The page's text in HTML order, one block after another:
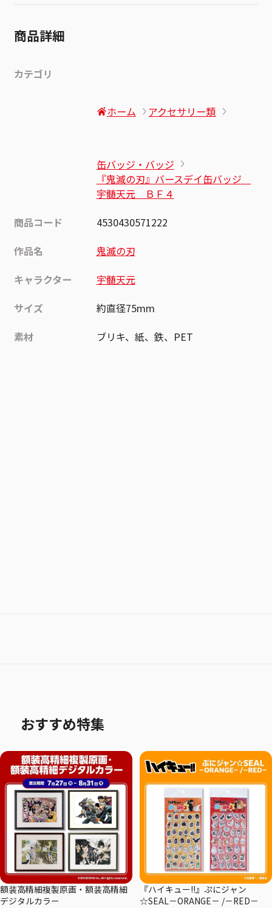
商品詳細
カテゴリ
ホーム アクセサリー類
缶バッジ・バッジ
『鬼滅の刃』バースデイ缶バッジ
宇髄天元 ＢＦ４
商品コード
4530430571222
作品名
鬼滅の刃
キャラクター
宇髄天元
サイズ
約直径75mm
素材
ブリキ、紙、鉄、PET
おすすめ特集
額装高精細複製原画・額装高精細
デジタルカラー
『ハイキュー!!』ぷにジャン
☆SEAL－ORANGE－ /－RED－